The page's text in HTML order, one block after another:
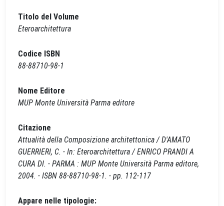
Titolo del Volume
Eteroarchitettura
Codice ISBN
88-88710-98-1
Nome Editore
MUP Monte Università Parma editore
Citazione
Attualità della Composizione architettonica / D'AMATO
GUERRIERI, C. - In: Eteroarchitettura / ENRICO PRANDI A
CURA DI. - PARMA : MUP Monte Università Parma editore,
2004. - ISBN 88-88710-98-1. - pp. 112-117
Appare nelle tipologie: